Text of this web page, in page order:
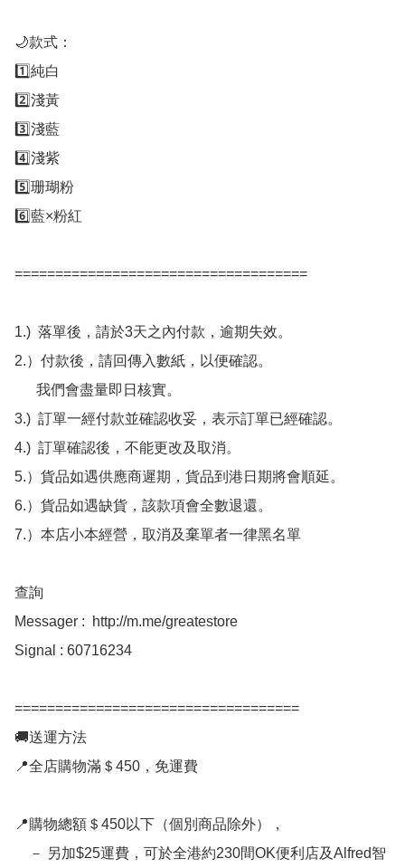
🌙款式：
1️⃣純白
2️⃣淺黃
3️⃣淺藍
4️⃣淺紫
5️⃣珊瑚粉
6️⃣藍×粉紅
====================================
1.)  落單後，請於3天之內付款，逾期失效。
2.）付款後，請回傳入數紙，以便確認。
我們會盡量即日核實。
3.)  訂單一經付款並確認收妥，表示訂單已經確認。
4.)  訂單確認後，不能更改及取消。
5.）貨品如遇供應商遲期，貨品到港日期將會順延。
6.）貨品如遇缺貨，該款項會全數退還。
7.）本店小本經營，取消及棄單者一律黑名單
查詢
Messager :  http://m.me/greatestore
Signal : 60716234
===================================
🚚送運方法
📍全店購物滿＄450，免運費
📍購物總額＄450以下（個別商品除外），
－ 另加$25運費，可於全港約230間OK便利店及Alfred智